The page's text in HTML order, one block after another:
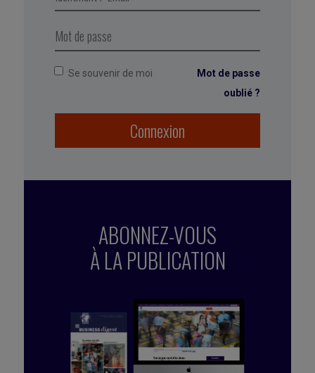
or le burnout est plus complexe et va bien au-delà
uniquement à une charge excessive de travail.
Se souvenir de moi
Mot de passe
oublié ?
Connexion
ABONNEZ-VOUS
À LA PUBLICATION